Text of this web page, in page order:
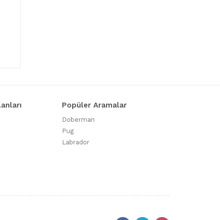
Popüler Aramalar
Doberman
Pug
Labrador